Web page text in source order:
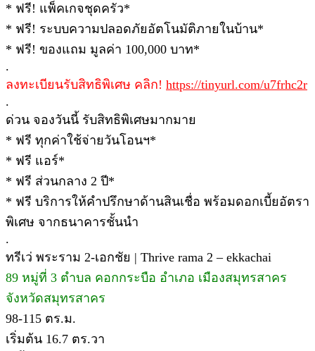
* ฟรี! แพ็คเกจชุดครัว*
* ฟรี! ระบบความปลอดภัยอัตโนมัติภายในบ้าน*
* ฟรี! ของแถม มูลค่า 100,000 บาท*
.
ลงทะเบียนรับสิทธิพิเศษ คลิก! https://tinyurl.com/u7frhc2r
.
ด่วน จองวันนี้ รับสิทธิพิเศษมากมาย
* ฟรี ทุกค่าใช้จ่ายวันโอนฯ*
* ฟรี แอร์*
* ฟรี ส่วนกลาง 2 ปี*
* ฟรี บริการให้คำปรึกษาด้านสินเชื่อ พร้อมดอกเบี้ยอัตรา
พิเศษ จากธนาคารชั้นนำ
.
ทรีเว่ พระราม 2-เอกชัย | Thrive rama 2 – ekkachai
89 หมู่ที่ 3 ตำบล คอกกระบือ อำเภอ เมืองสมุทรสาคร
จังหวัดสมุทรสาคร
98-115 ตร.ม.
เริ่มต้น 16.7 ตร.วา